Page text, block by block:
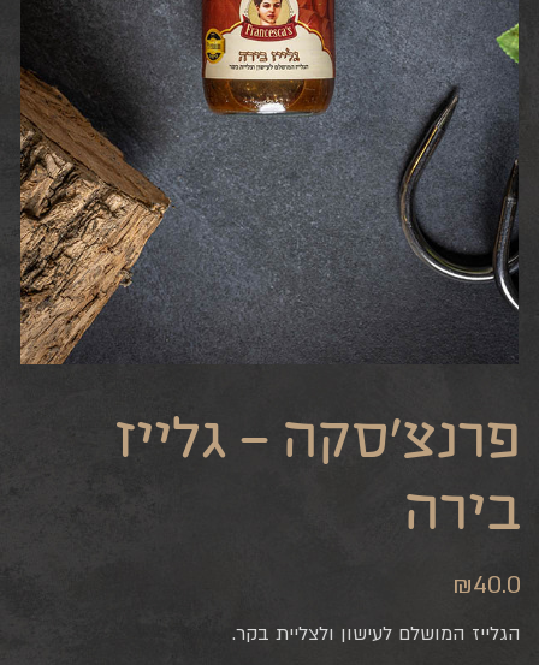
פרנצ’סקה – גלייז
בירה
₪40.0
הגלייז המושלם לעישון ולצליית בקר.